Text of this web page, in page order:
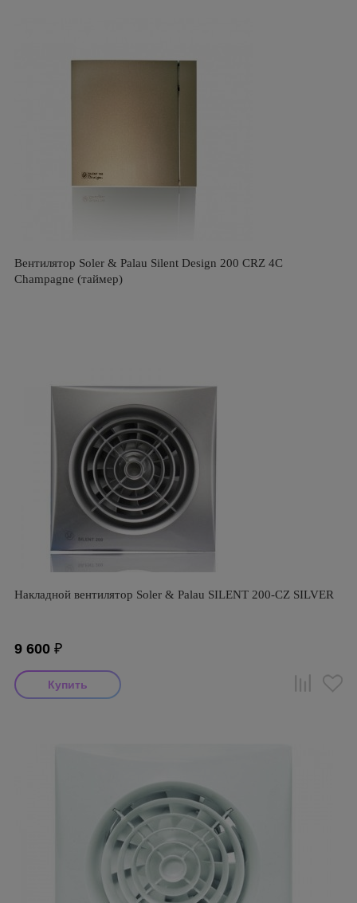
Вентилятор Soler & Palau Silent Design 200 CRZ 4C
Champagne (таймер)
Накладной вентилятор Soler & Palau SILENT 200-CZ SILVER
9 600 ₽